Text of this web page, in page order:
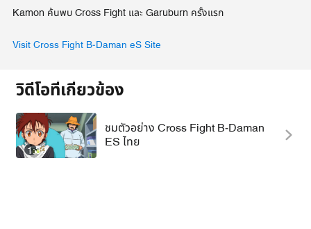
Kamon ค้นพบ Cross Fight และ Garuburn ครั้งแรก
Visit Cross Fight B-Daman eS Site
วิดีโอที่เกี่ยวข้อง
1:30
ชมตัวอย่าง Cross Fight B-Daman
ES ไทย